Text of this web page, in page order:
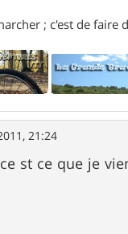
; c'est de faire
21:24
st ce que je